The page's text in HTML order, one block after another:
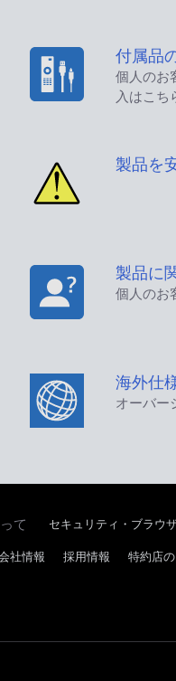
付属品
個人のお
入はこち
製品を
製品に
個人のお
海外仕
オーバー
て セキュリティ・ブラウ
社情報 採用情報 特約店